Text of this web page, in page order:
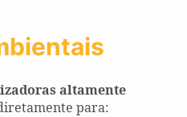
altamente
para: